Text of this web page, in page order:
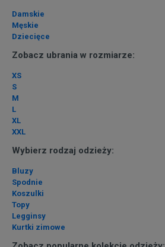
Damskie
Męskie
Dziecięce
Zobacz ubrania w rozmiarze:
XS
S
M
L
XL
XXL
Wybierz rodzaj odzieży:
Bluzy
Spodnie
Koszulki
Topy
Legginsy
Kurtki zimowe